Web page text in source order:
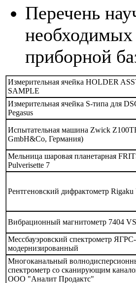
Перечень
необходимых
приборной
Измерительная ячейка HOLDER
SAMPLE
Измерительная ячейка S-типа для
Pegasus
Испытательная машина Zwick
GmbH&Co, Германия)
Мельница шаровая планетарная
Pulverisette 7
Рентгеновский дифрактометр
Вибрационный магнитометр 7404
Мессбауэровский спектрометр
модернизированный
Многоканальный
спектрометр со сканирующим
ООО "Аналит Продактс"